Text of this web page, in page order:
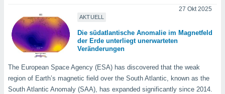
oder
AKTUELL
27 Okt 2025
Die südatlantische Anomalie im Magnetfeld
der Erde unterliegt unerwarteten
Veränderungen
The European Space Agency (ESA) has discovered that the weak
region of Earth’s magnetic field over the South Atlantic, known as the
South Atlantic Anomaly (SAA), has expanded significantly since 2014.